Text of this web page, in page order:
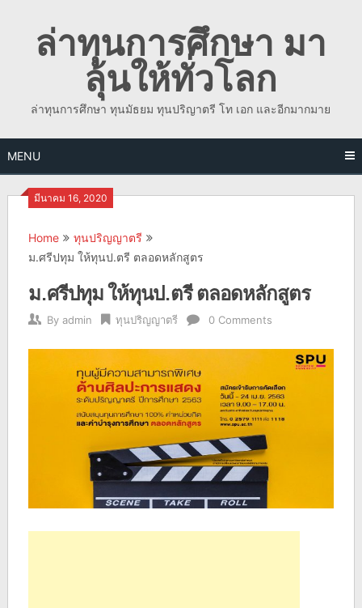
contentล่าทุนการศึกษา มา
ลุ้นให้ทั่วโลก
ล่าทุนการศึกษา ทุนมัธยม ทุนปริญาตรี โท เอก และอีกมากมาย
MENU
มีนาคม 16, 2020
Home
ทุนปริญญาตรี
ม.ศรีปทุม ให้ทุนป.ตรี ตลอดหลักสูตร
ม.ศรีปทุม ให้ทุนป.ตรี ตลอดหลักสูตร
By admin ทุนปริญญาตรี 0 Comments